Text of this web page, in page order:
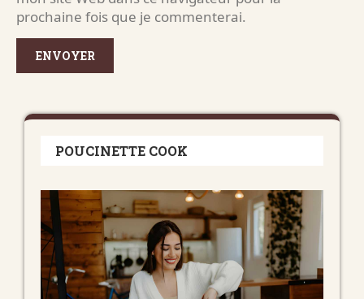
prochaine fois que je commenterai.
POUCINETTE COOK